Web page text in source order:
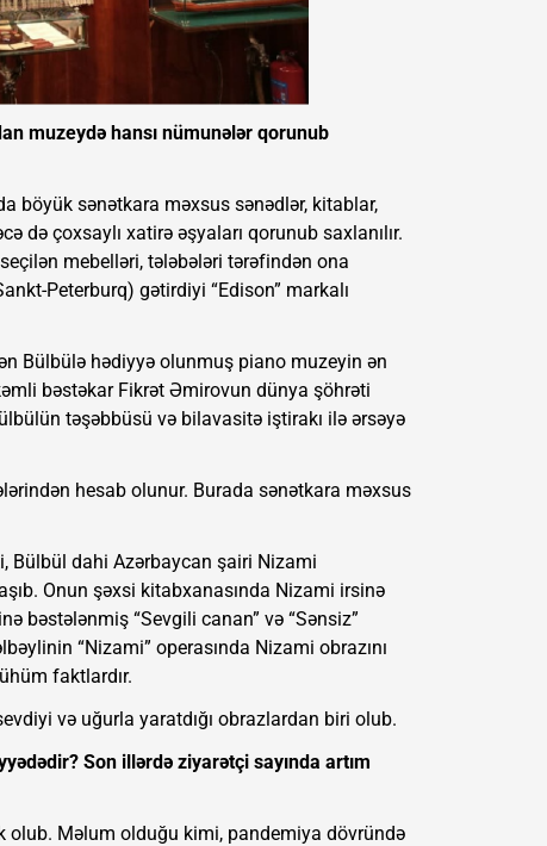
muzeydə hansı nümunələr qorunub
böyük sənətkara məxsus sənədlər, kitablar,
də çoxsaylı xatirə əşyaları qorunub saxlanılır.
mebelləri, tələbələri tərəfindən ona
Peterburq) gətirdiyi “Edison” markalı
Bülbülə hədiyyə olunmuş piano muzeyin ən
bəstəkar Fikrət Əmirovun dünya şöhrəti
təşəbbüsü və bilavasitə iştirakı ilə ərsəyə
hesab olunur. Burada sənətkara məxsus
Bülbül dahi Azərbaycan şairi Nizami
Onun şəxsi kitabxanasında Nizami irsinə
bəstələnmiş “Sevgili canan” və “Sənsiz”
“Nizami” operasında Nizami obrazını
faktlardır.
və uğurla yaratdığı obrazlardan biri olub.
Son illərdə ziyarətçi sayında artım
Məlum olduğu kimi, pandemiya dövründə